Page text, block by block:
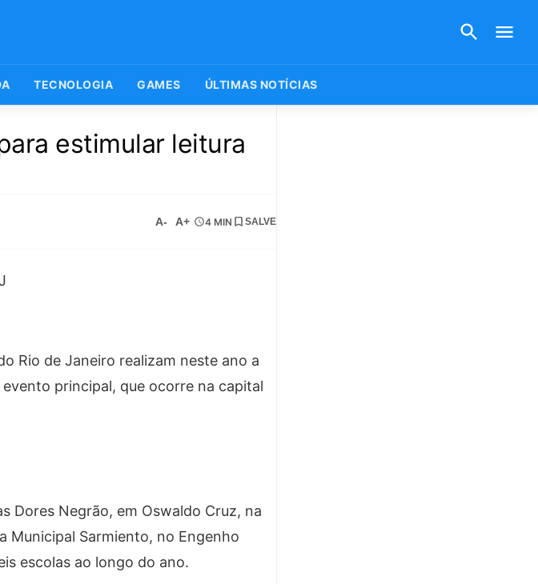
TECNOLOGIA GAMES ÚLTIMAS NOTÍCIAS
estimular leitura
A- A+ 4 MIN SALVE
Rio de Janeiro realizam neste ano a
principal, que ocorre na capital
Dores Negrão, em Oswaldo Cruz, na
Municipal Sarmiento, no Engenho
escolas ao longo do ano.